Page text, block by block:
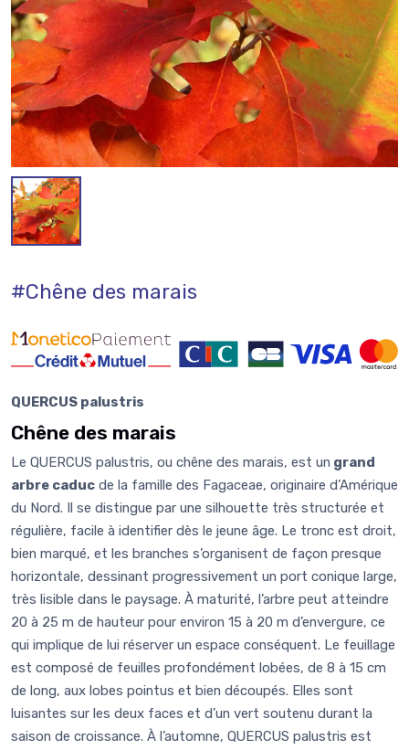
#Chêne des marais
QUERCUS palustris
Chêne des marais
Le QUERCUS palustris, ou chêne des marais, est un grand
arbre caduc de la famille des Fagaceae, originaire d’Amérique
du Nord. Il se distingue par une silhouette très structurée et
régulière, facile à identifier dès le jeune âge. Le tronc est droit,
bien marqué, et les branches s’organisent de façon presque
horizontale, dessinant progressivement un port conique large,
très lisible dans le paysage. À maturité, l’arbre peut atteindre
20 à 25 m de hauteur pour environ 15 à 20 m d’envergure, ce
qui implique de lui réserver un espace conséquent. Le feuillage
est composé de feuilles profondément lobées, de 8 à 15 cm
de long, aux lobes pointus et bien découpés. Elles sont
luisantes sur les deux faces et d’un vert soutenu durant la
saison de croissance. À l’automne, QUERCUS palustris est